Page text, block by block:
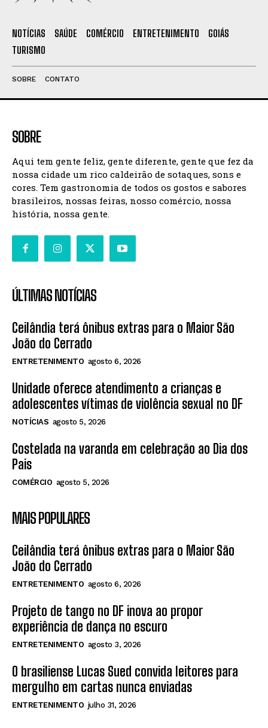
NOTÍCIAS SAÚDE COMÉRCIO ENTRETENIMENTO
GOIÁS
TURISMO
SOBRE CONTATO
SOBRE
Aqui tem gente feliz, gente diferente, gente que fez da
nossa cidade um rico caldeirão de sotaques, sons e
cores. Tem gastronomia de todos os gostos e sabores
brasileiros, nossas feiras, nosso comércio, nossa
história, nossa gente.
ÚLTIMAS NOTÍCIAS
Ceilândia terá ônibus extras para o Maior São
João do Cerrado
ENTRETENIMENTO agosto 6, 2026
Unidade oferece atendimento a crianças e
adolescentes vítimas de violência sexual no DF
NOTÍCIAS agosto 5, 2026
Costelada na varanda em celebração ao Dia dos
Pais
COMÉRCIO agosto 5, 2026
MAIS POPULARES
Ceilândia terá ônibus extras para o Maior São
João do Cerrado
ENTRETENIMENTO agosto 6, 2026
Projeto de tango no DF inova ao propor
experiência de dança no escuro
ENTRETENIMENTO agosto 3, 2026
O brasiliense Lucas Sued convida leitores para
mergulho em cartas nunca enviadas
ENTRETENIMENTO julho 31, 2026